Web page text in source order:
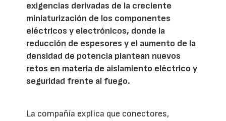
exigencias derivadas de la creciente
miniaturización de los componentes
eléctricos y electrónicos, donde la
reducción de espesores y el aumento de la
densidad de potencia plantean nuevos
retos en materia de aislamiento eléctrico y
seguridad frente al fuego.
La compañía explica que conectores,